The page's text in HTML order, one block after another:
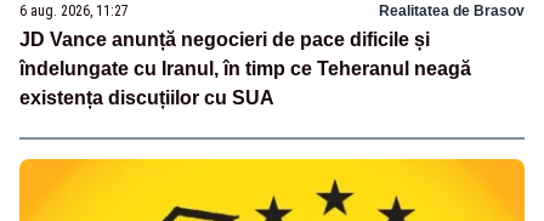
6 aug. 2026, 11:27 Realitatea de Brasov
JD Vance anunță negocieri de pace dificile și
îndelungate cu Iranul, în timp ce Teheranul neagă
existența discuțiilor cu SUA